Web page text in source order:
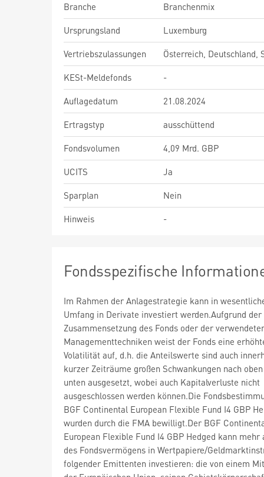
Branche
Branchenmix
Ursprungsland
Luxemburg
Vertriebszulassungen
Österreich, Deutschland,
KESt-Meldefonds
-
Auflagedatum
21.08.2024
Ertragstyp
ausschüttend
Fondsvolumen
4,09 Mrd. GBP
UCITS
Ja
Sparplan
Nein
Hinweis
-
Fondsspezifische
Im Rahmen der Anlagestrategie kann in
Umfang in Derivate investiert werden.Aufgrund der
Zusammensetzung des Fonds oder der
Managementtechniken weist der Fonds eine
Volatilität auf, d.h. die Anteilswerte sind auch
kurzer Zeiträume großen Schwankungen nach
unten ausgesetzt, wobei auch Kapitalverluste nicht
ausgeschlossen werden können.Die
BGF Continental European Flexible Fund I4 GBP
wurden durch die FMA bewilligt.Der BGF
European Flexible Fund I4 GBP Hedged kann mehr
des Fondsvermögens in Wertpapiere/
folgender Emittenten investieren: die von einem